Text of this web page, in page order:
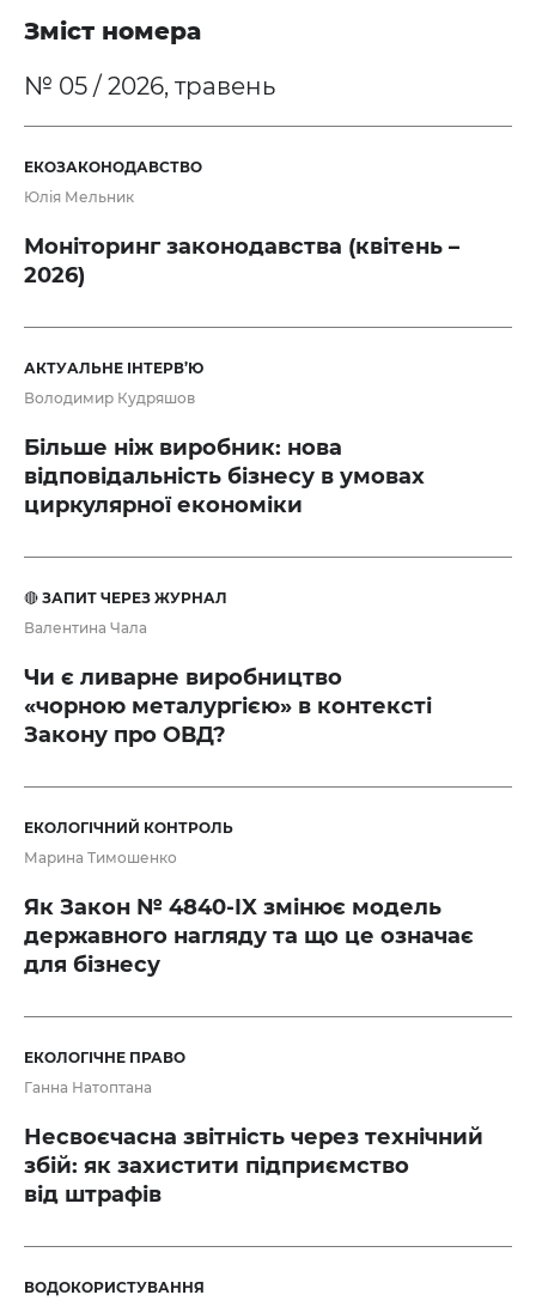
Зміст номера
№ 05 / 2026, травень
ЕКОЗАКОНОДАВСТВО
Юлія Мельник
Моніторинг законодавства (квітень –
2026)
АКТУАЛЬНЕ ІНТЕРВ’Ю
Володимир Кудряшов
Більше ніж виробник: нова
відповідальність бізнесу в умовах
циркулярної економіки
🔴 ЗАПИТ ЧЕРЕЗ ЖУРНАЛ
Валентина Чала
Чи є ливарне виробництво
«чорною металургією» в контексті
Закону про ОВД?
ЕКОЛОГІЧНИЙ КОНТРОЛЬ
Марина Тимошенко
Як Закон № 4840-IX змінює модель
державного нагляду та що це означає
для бізнесу
ЕКОЛОГІЧНЕ ПРАВО
Ганна Натоптана
Несвоєчасна звітність через технічний
збій: як захистити підприємство
від штрафів
ВОДОКОРИСТУВАННЯ